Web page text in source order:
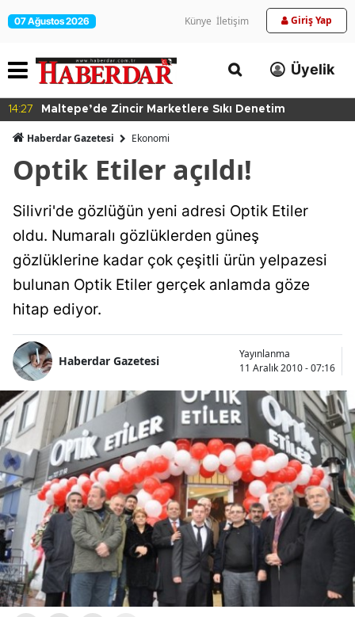
07 Ağustos 2026 Künye İletişim Giriş Yap
Üyelik
14:27 Maltepe’de Zincir Marketlere Sıkı Denetim
Haberdar Gazetesi Ekonomi
Optik Etiler açıldı!
Silivri'de gözlüğün yeni adresi Optik Etiler
oldu. Numaralı gözlüklerden güneş
gözlüklerine kadar çok çeşitli ürün yelpazesi
bulunan Optik Etiler gerçek anlamda göze
hitap ediyor.
Haberdar Gazetesi
Yayınlanma
11 Aralık 2010 - 07:16